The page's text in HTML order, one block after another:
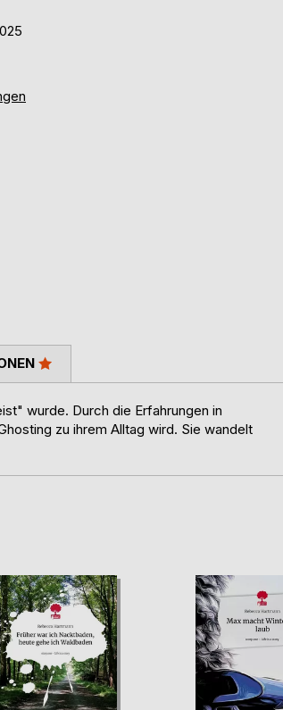
wurde. Durch die Erfahrungen in
zu ihrem Alltag wird. Sie wandelt